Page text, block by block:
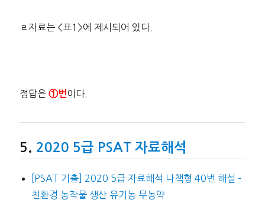
ㄹ자료는 <표1>에 제시되어 있다.
정답은①번 이다.
2020 5급 PSAT 자료해석
[PSAT 기출] 2020 5급 자료해석 나책형 40번 해설 –
친환경 농작물 생산 유기농 무농약